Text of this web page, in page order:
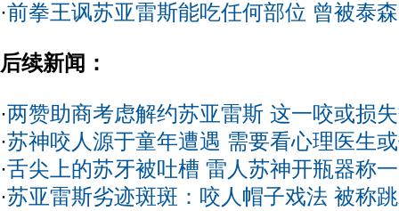
·前拳王讽苏亚雷斯能吃任何部位 曾被泰
后续新闻：
·两赞助商考虑解约苏亚雷斯 这一咬或损
·苏神咬人源于童年遭遇 需要看心理医生
·舌尖上的苏牙被吐槽 雷人苏神开瓶器称
·苏亚雷斯劣迹斑斑：咬人帽子戏法 被称